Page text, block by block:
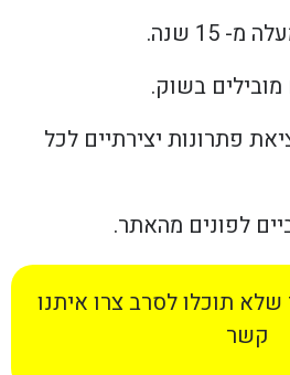
15 שנה.
מובילים בשוק.
פתרונות יצירתיים לכל
לפונים מהאתר.
תוכלו לסרב צרו איתנו
קשר